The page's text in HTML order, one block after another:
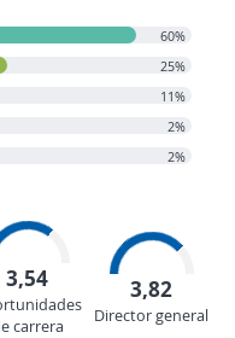
60%
25%
11%
2%
2%
3,54
carrera
3,82
Director general